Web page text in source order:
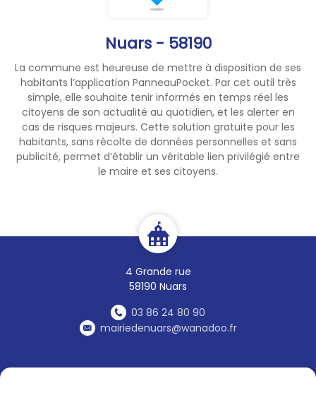
Nuars - 58190
La commune est heureuse de mettre à disposition de ses
habitants l’application PanneauPocket. Par cet outil très
simple, elle souhaite tenir informés en temps réel les
citoyens de son actualité au quotidien, et les alerter en
cas de risques majeurs. Cette solution gratuite pour les
habitants, sans récolte de données personnelles et sans
publicité, permet d’établir un véritable lien privilégié entre
le maire et ses citoyens.
4 Grande rue
58190 Nuars
03 86 24 80 90
mairiedenuars@wanadoo.fr